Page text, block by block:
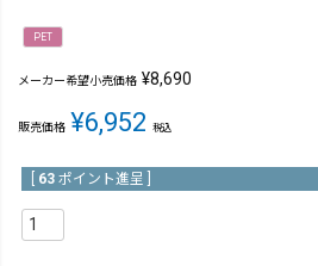
PET
メーカー希望小売価格 ¥8,690
販売価格 ¥6,952 税込
63 ポイント進呈 ]